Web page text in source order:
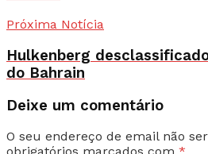
Próxima Notícia
Hulkenberg
do Bahrain
Deixe um comentário
O seu endereço de email não